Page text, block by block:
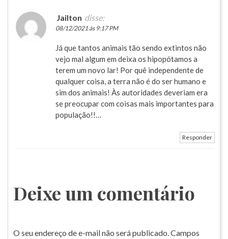
Jailton disse:
08/12/2021 às 9:17 PM
Já que tantos animais tão sendo extintos não
vejo mal algum em deixa os hipopótamos a
terem um novo lar! Por quê independente de
qualquer coisa, a terra não é do ser humano e
sim dos animais! Às autoridades deveriam era
se preocupar com coisas mais importantes para
população!!…
Responder
Deixe um comentário
O seu endereço de e-mail não será publicado.Campos